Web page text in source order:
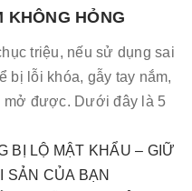
KHÔNG HỎNG
triệu, nếu sử dụng sai
bị lỗi khóa, gẫy tay nắm,
mở được. Dưới đây là 5
BỊ LỘ MẬT KHẨU – GIỮ
SẢN CỦA BẠN